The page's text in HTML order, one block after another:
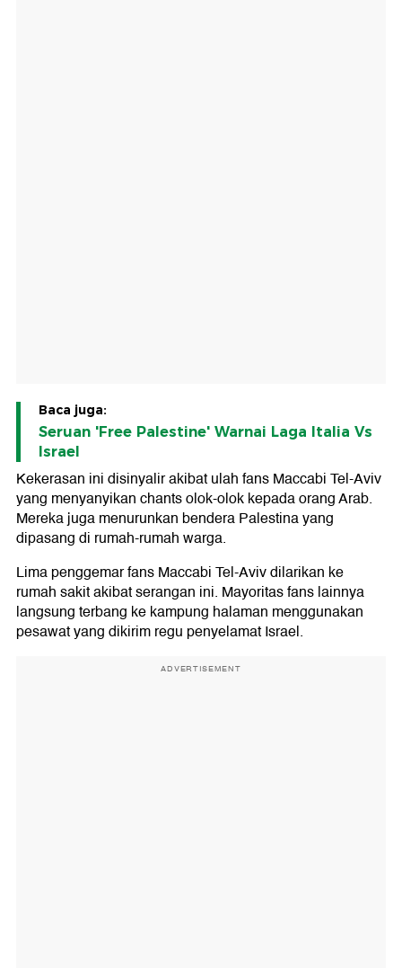
Baca juga:
Seruan 'Free Palestine' Warnai Laga Italia Vs
Israel
Kekerasan ini disinyalir akibat ulah fans Maccabi Tel-Aviv
yang menyanyikan chants olok-olok kepada orang Arab.
Mereka juga menurunkan bendera Palestina yang
dipasang di rumah-rumah warga.
Lima penggemar fans Maccabi Tel-Aviv dilarikan ke
rumah sakit akibat serangan ini. Mayoritas fans lainnya
langsung terbang ke kampung halaman menggunakan
pesawat yang dikirim regu penyelamat Israel.
ADVERTISEMENT